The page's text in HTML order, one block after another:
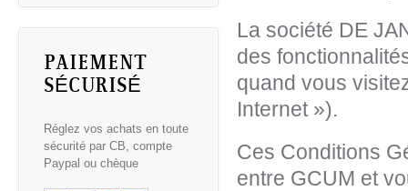
PAIEMENT
SÉCURISÉ
Réglez vos achats en toute
sécurité par CB, compte
Paypal ou chèque
La société DE
des
quand vous
Internet »).
Ces Conditions
entre GCUM et